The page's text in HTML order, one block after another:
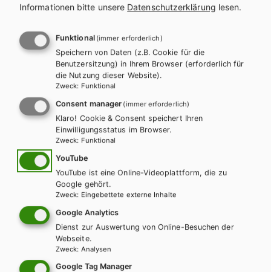
AHS-O
Assolutamente sì 1. Lehr- und Arbeitsbuch
Italienisch inkl. Audiofiles
Lehrbuch + E-Book
Lehrbuch mit E-BOOK+
Lehrbuch E-BOOK+ Solo
Übungsbuch
Übungsschularbeiten
Informationen bitte unsere Datenschutzerklärung lesen.
Funktional (immer erforderlich)
Speichern von Daten (z.B. Cookie für die
Benutzersitzung) in Ihrem Browser (erforderlich für
die Nutzung dieser Website).
Zweck: Funktional
Consent manager (immer erforderlich)
Klaro! Cookie & Consent speichert Ihren
Einwilligungsstatus im Browser.
Zweck: Funktional
YouTube
YouTube ist eine Online-Videoplattform, die zu
Google gehört.
Zweck: Eingebettete externe Inhalte
Google Analytics
Dienst zur Auswertung von Online-Besuchen der
Webseite.
Zweck: Analysen
Google Tag Manager